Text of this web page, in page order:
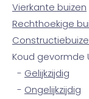
Vierkante buizen
Rechthoekige
Koud gevormde
- Gelijkzijdig
- Ongelijkzijdig